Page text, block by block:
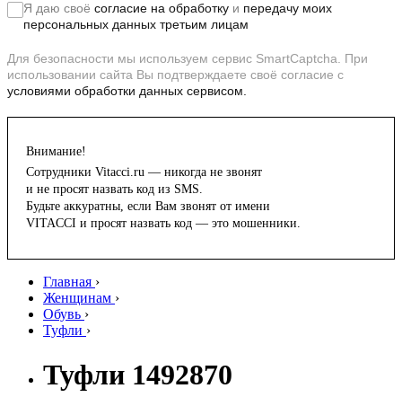
Я даю своё согласие на обработку и передачу моих
персональных данных третьим лицам
Для безопасности мы используем сервис SmartCaptcha. При
использовании сайта Вы подтверждаете своё согласие с
условиями обработки данных сервисом.
Внимание!
Сотрудники Vitacci.ru — никогда не звонят
и не просят назвать код из SMS.
Будьте аккуратны, если Вам звонят от имени
VITACCI и просят назвать код — это мошенники.
Главная ›
Женщинам ›
Обувь ›
Туфли ›
Туфли 1492870